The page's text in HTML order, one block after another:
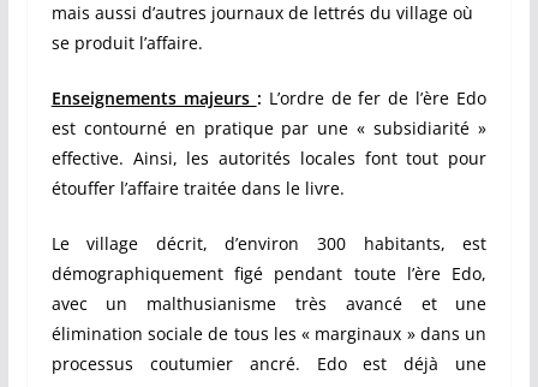
mais aussi d’autres journaux de lettrés du village où
se produit l’affaire.
Enseignements majeurs : L’ordre de fer de l’ère Edo
est contourné en pratique par une « subsidiarité »
effective. Ainsi, les autorités locales font tout pour
étouffer l’affaire traitée dans le livre.
Le village décrit, d’environ 300 habitants, est
démographiquement figé pendant toute l’ère Edo,
avec un malthusianisme très avancé et une
élimination sociale de tous les « marginaux » dans un
processus coutumier ancré. Edo est déjà une